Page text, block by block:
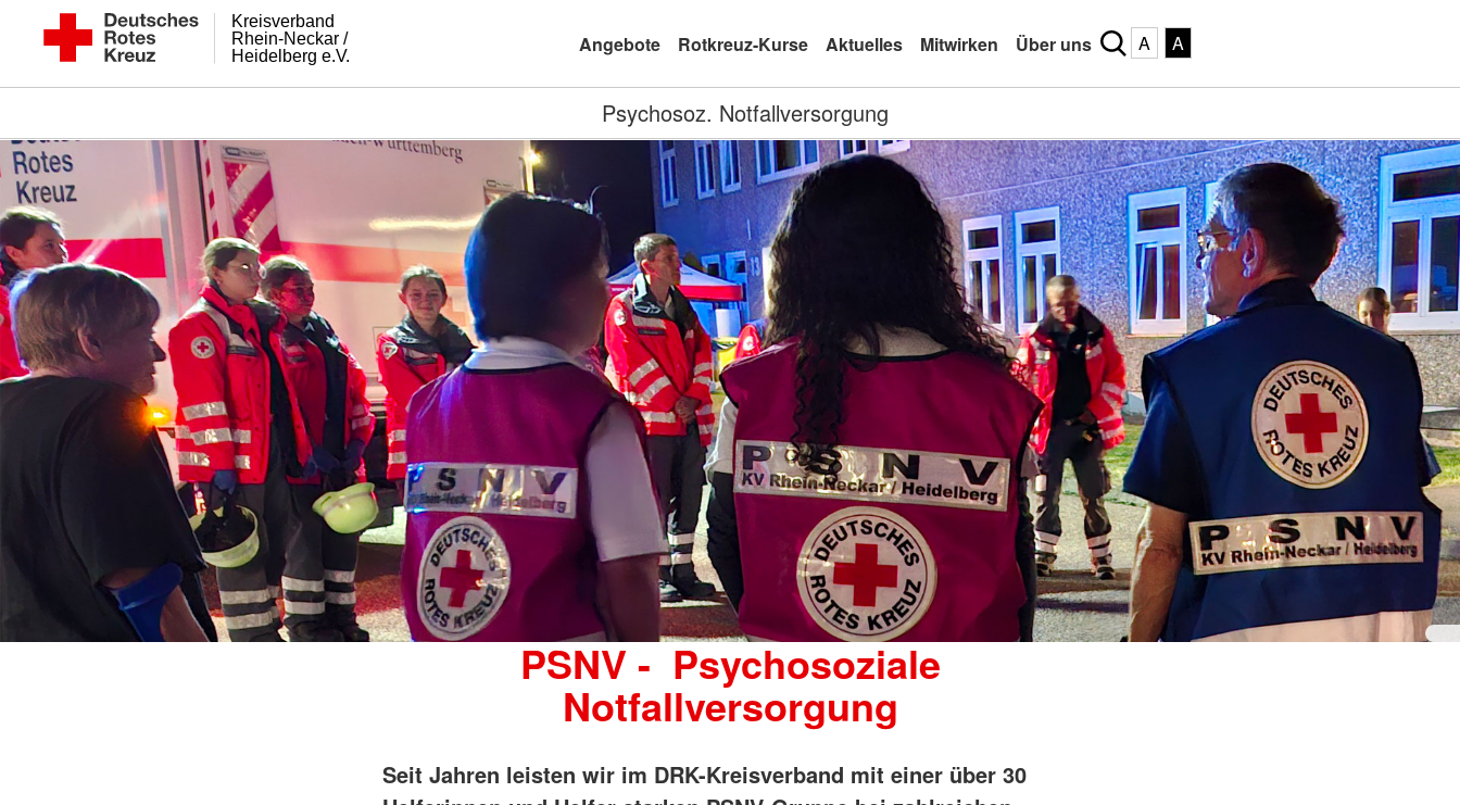
Heidelberg e.V.
Rhein-Neckar /
Kreisverband
Angebote Rotkreuz-Kurse Aktuelles Mitwirken Über uns A A
Psychosoz. Notfallversorgung
PSNV - Psychosoziale
Notfallversorgung
Seit Jahren leisten wir im DRK-Kreisverband mit einer über 30